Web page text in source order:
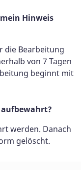
Hinweis
die Bearbeitung
von 7 Tagen
beginnt mit
werden. Danach
gelöscht.